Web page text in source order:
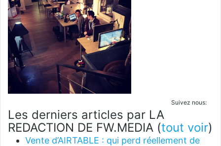
Suivez nous:
Les derniers articles par LA
REDACTION DE FW.MEDIA (tout voir)
Vente d’AIRTABLE : qui perd réellement de